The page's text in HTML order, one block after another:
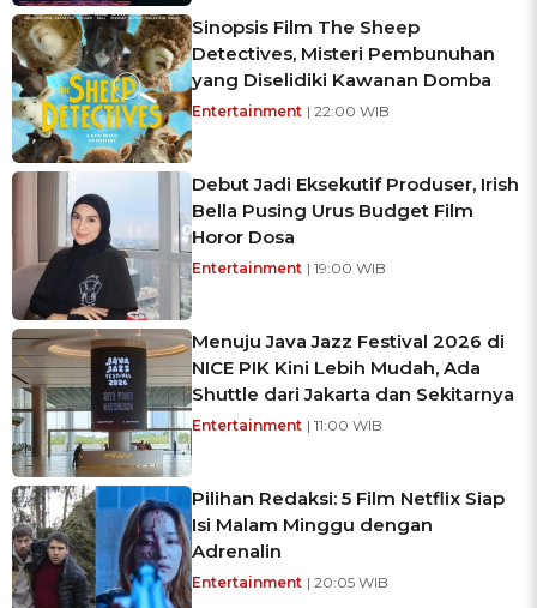
Sinopsis Film The Sheep
Detectives, Misteri Pembunuhan
yang Diselidiki Kawanan Domba
Entertainment | 22:00 WIB
Debut Jadi Eksekutif Produser, Irish
Bella Pusing Urus Budget Film
Horor Dosa
Entertainment | 19:00 WIB
Menuju Java Jazz Festival 2026 di
NICE PIK Kini Lebih Mudah, Ada
Shuttle dari Jakarta dan Sekitarnya
Entertainment | 11:00 WIB
Pilihan Redaksi: 5 Film Netflix Siap
Isi Malam Minggu dengan
Adrenalin
Entertainment | 20:05 WIB